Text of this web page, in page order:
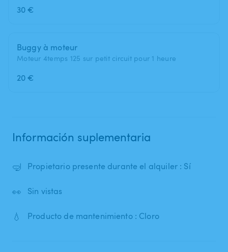
30 €
Buggy à moteur
Moteur 4temps 125 sur petit circuit pour 1 heure
20 €
Información suplementaria
🤿 Propietario presente durante el alquiler : Sí
👀 Sin vistas
💧 Producto de mantenimiento : Cloro